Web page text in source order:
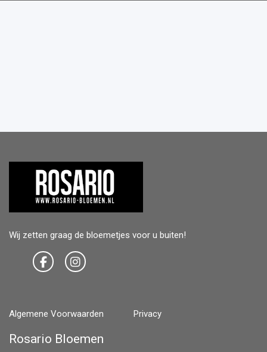
Wij zetten graag de bloemetjes voor u buiten!
Algemene Voorwaarden Privacy
Rosario Bloemen